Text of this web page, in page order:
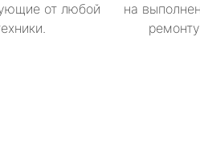
от любой
на